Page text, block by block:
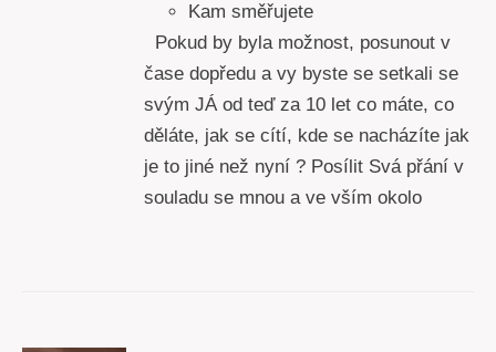
Kam směřujete
Pokud by byla možnost, posunout v
čase dopředu a vy byste se setkali se
svým JÁ od teď za 10 let co máte, co
děláte, jak se cítí, kde se nacházíte jak
je to jiné než nyní ? Posílit Svá přání v
souladu se mnou a ve vším okolo